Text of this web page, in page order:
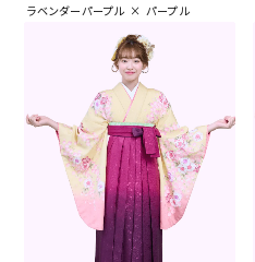
ラベンダーパープル × パープル